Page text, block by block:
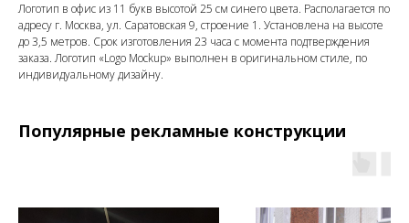
Логотип в офис из 11 букв высотой 25 см синего цвета. Располагается по
адресу г. Москва, ул. Саратовская 9, строение 1. Установлена на высоте
до 3,5 метров. Срок изготовления 23 часа с момента подтверждения
заказа. Логотип «Logo Mockup» выполнен в оригинальном стиле, по
индивидуальному дизайну.
Популярные рекламные конструкции